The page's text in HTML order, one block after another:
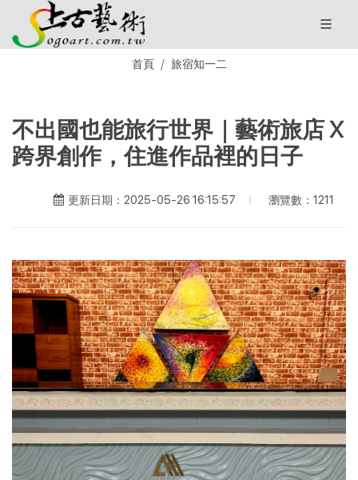
首頁 旅宿知一二
不出國也能旅行世界｜藝術旅店 X
跨界創作，住進作品裡的日子
更新日期：2025-05-26 16:15:57 瀏覽數：1211